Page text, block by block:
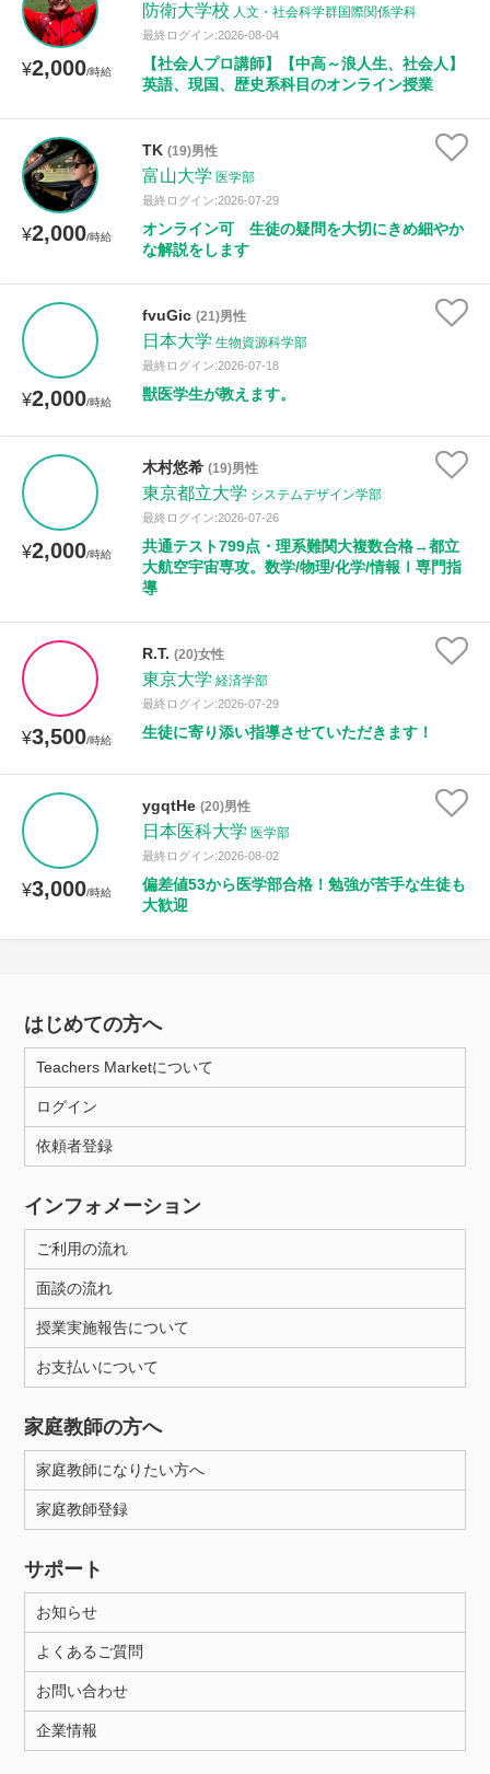
¥2,000/時給
防衛大学校 人文・社会科学群国際関係学科
最終ログイン:2026-08-04
【社会人プロ講師】【中高～浪人生、社会人】
英語、現国、歴史系科目のオンライン授業
¥2,000/時給
TK (19)男性
富山大学 医学部
最終ログイン:2026-07-29
オンライン可 生徒の疑問を大切にきめ細やか
な解説をします
¥2,000/時給
fvuGic (21)男性
日本大学 生物資源科学部
最終ログイン:2026-07-18
獣医学生が教えます。
¥2,000/時給
木村悠希 (19)男性
東京都立大学 システムデザイン学部
最終ログイン:2026-07-26
共通テスト799点・理系難関大複数合格→都立
大航空宇宙専攻。数学/物理/化学/情報Ⅰ専門指
導
¥3,500/時給
R.T. (20)女性
東京大学 経済学部
最終ログイン:2026-07-29
生徒に寄り添い指導させていただきます！
¥3,000/時給
ygqtHe (20)男性
日本医科大学 医学部
最終ログイン:2026-08-02
偏差値53から医学部合格！勉強が苦手な生徒も
大歓迎
はじめての方へ
Teachers Marketについて
ログイン
依頼者登録
インフォメーション
ご利用の流れ
面談の流れ
授業実施報告について
お支払いについて
家庭教師の方へ
家庭教師になりたい方へ
家庭教師登録
サポート
お知らせ
よくあるご質問
お問い合わせ
企業情報